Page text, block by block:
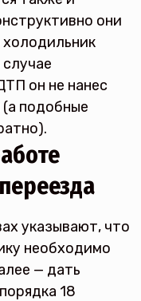
они
он не нанес
подобные
указывают, что
необходимо
— дать
18